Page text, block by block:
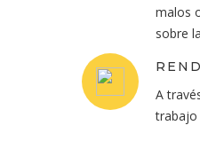
malos
sobre
A
trabajo